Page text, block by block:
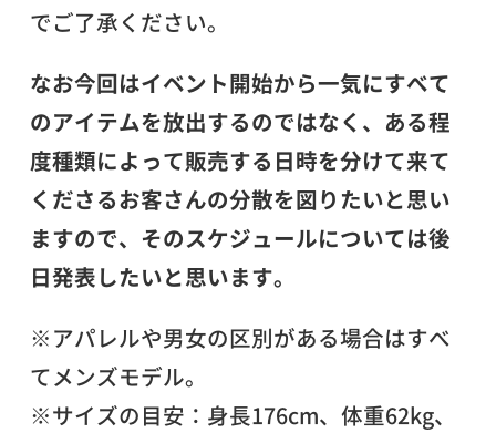
でご了承ください。
なお今回はイベント開始から一気にすべて
のアイテムを放出するのではなく、ある程
度種類によって販売する日時を分けて来て
くださるお客さんの分散を図りたいと思い
ますので、そのスケジュールについては後
日発表したいと思います。
※アパレルや男女の区別がある場合はすべ
てメンズモデル。
※サイズの目安：身長176cm、体重62kg、